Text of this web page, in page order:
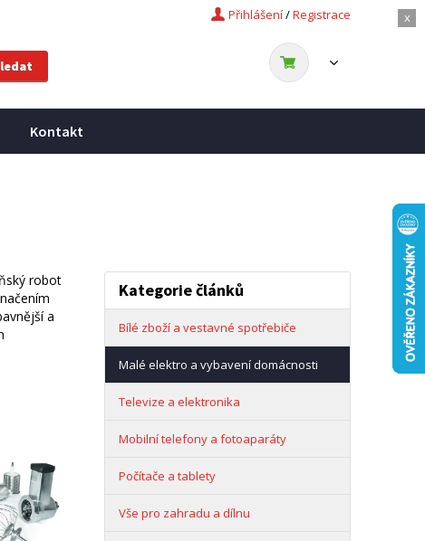
x
Registrace
/
Přihlášení
Kontakt
robot
a
Kategorie článků
Bílé zboží a vestavné spotřebiče
Malé elektro a vybavení domácnosti
Televize a elektronika
Mobilní telefony a fotoaparáty
Počítače a tablety
Vše pro zahradu a dílnu